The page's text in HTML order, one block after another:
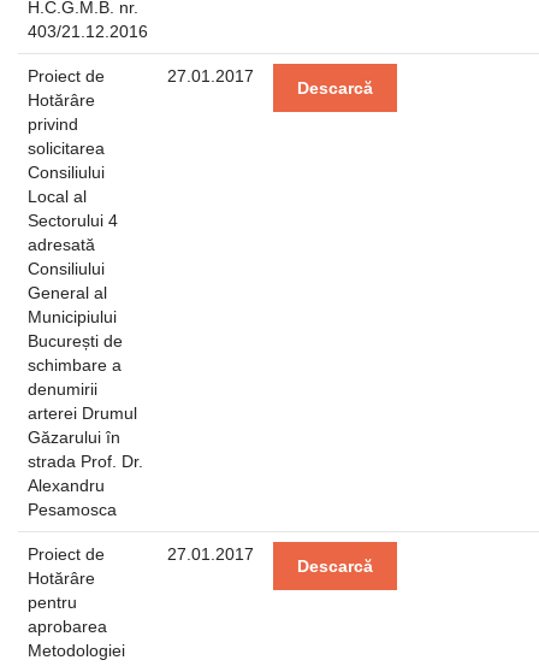
H.C.G.M.B. nr.
403/21.12.2016
Proiect de
Hotărâre
privind
solicitarea
Consiliului
Local al
Sectorului 4
adresată
Consiliului
General al
Municipiului
București de
schimbare a
denumirii
arterei Drumul
Găzarului în
strada Prof. Dr.
Alexandru
Pesamosca
27.01.2017
Descarcă
Proiect de
Hotărâre
pentru
aprobarea
Metodologiei
27.01.2017
Descarcă